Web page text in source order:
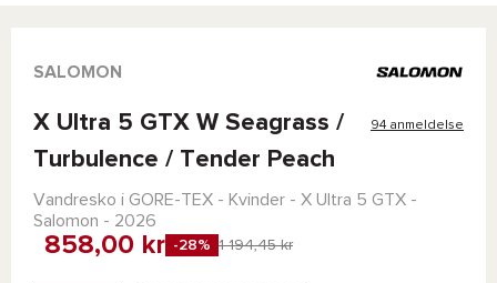
SALOMON
X Ultra 5 GTX W Seagrass /
Turbulence / Tender Peach
94 anmeldelse
Vandresko i GORE-TEX - Kvinder - X Ultra 5 GTX -
Salomon - 2026
858,00 kr -28% 1 194,45 kr